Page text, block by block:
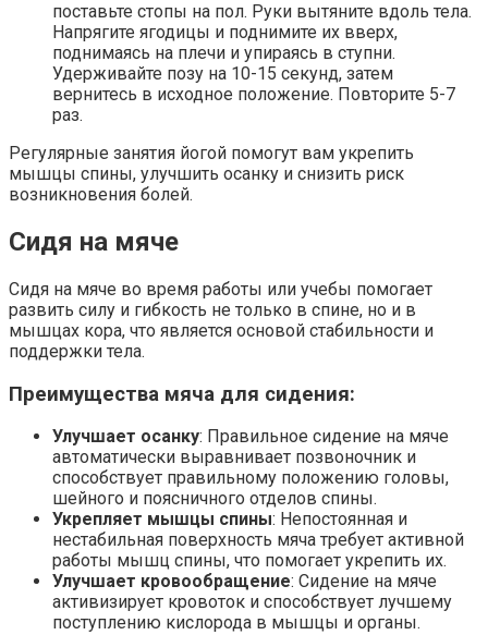
поставьте стопы на пол. Руки вытяните вдоль тела.
Напрягите ягодицы и поднимите их вверх,
поднимаясь на плечи и упираясь в ступни.
Удерживайте позу на 10-15 секунд, затем
вернитесь в исходное положение. Повторите 5-7
раз.
Регулярные занятия йогой помогут вам укрепить
мышцы спины, улучшить осанку и снизить риск
возникновения болей.
Сидя на мяче
Сидя на мяче во время работы или учебы помогает
развить силу и гибкость не только в спине, но и в
мышцах кора, что является основой стабильности и
поддержки тела.
Преимущества мяча для сидения:
Улучшает осанку: Правильное сидение на мяче
автоматически выравнивает позвоночник и
способствует правильному положению головы,
шейного и поясничного отделов спины.
Укрепляет мышцы спины: Непостоянная и
нестабильная поверхность мяча требует активной
работы мышц спины, что помогает укрепить их.
Улучшает кровообращение: Сидение на мяче
активизирует кровоток и способствует лучшему
поступлению кислорода в мышцы и органы.